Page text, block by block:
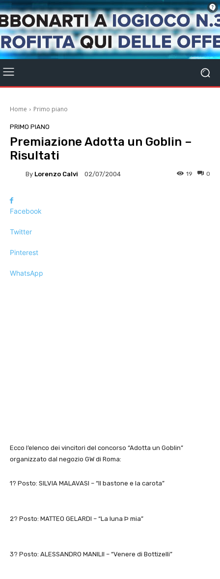
Home Primo piano
PRIMO PIANO
Premiazione Adotta un Goblin –
Risultati
By Lorenzo Calvi 02/07/2004 0
19
Facebook
Twitter
Pinterest
WhatsApp
Ecco l’elenco dei vincitori del concorso “Adotta un Goblin”
organizzato dal negozio GW di Roma:
1? Posto: SILVIA MALAVASI – “Il bastone e la carota”
2? Posto: MATTEO GELARDI – “La luna Þ mia”
3? Posto: ALESSANDRO MANILII – “Venere di Bottizelli”